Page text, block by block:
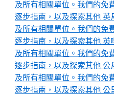
及所有相關單位。我們的免
逐步指南，以及探索其他 英
及所有相關單位。我們的免
逐步指南，以及探索其他 英
及所有相關單位。我們的免
逐步指南，以及探索其他 公
及所有相關單位。我們的免
逐步指南，以及探索其他 公